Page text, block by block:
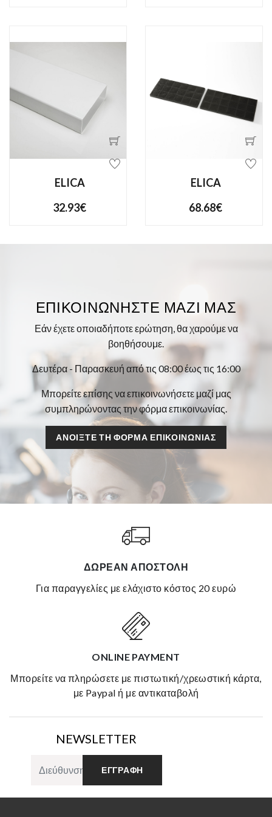
ELICA
32.93€
ELICA
68.68€
ΕΠΙΚΟΙΝΩΝΉΣΤΕ ΜΑΖΊ ΜΑΣ
Εάν έχετε οποιαδήποτε ερώτηση, θα χαρούμε να
βοηθήσουμε.
Δευτέρα - Παρασκευή από τις 08:00 έως τις 16:00
Μπορείτε επίσης να επικοινωνήσετε μαζί μας
συμπληρώνοντας την φόρμα επικοινωνίας.
ΑΝΟΊΞΤΕ ΤΗ ΦΌΡΜΑ ΕΠΙΚΟΙΝΩΝΊΑΣ
ΔΩΡΕΆΝ ΑΠΟΣΤΟΛΉ
για παραγγελίες με ελάχιστο κόστος 20 ευρώ
ONLINE PAYMENT
μπορείτε να πληρώσετε με πιστωτική/χρεωστική κάρτα,
με Paypal ή με αντικαταβολή
NEWSLETTER
ΕΓΓΡΑΦΉ